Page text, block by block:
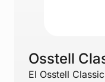
Osstell
El Osstell